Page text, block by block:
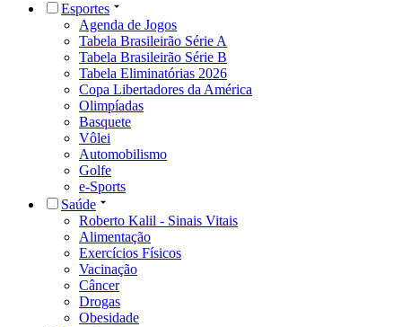
Esportes
Agenda de Jogos
Tabela Brasileirão Série A
Tabela Brasileirão Série B
Tabela Eliminatórias 2026
Copa Libertadores da América
Olimpíadas
Basquete
Vôlei
Automobilismo
Golfe
e-Sports
Saúde
Roberto Kalil - Sinais Vitais
Alimentação
Exercícios Físicos
Vacinação
Câncer
Drogas
Obesidade